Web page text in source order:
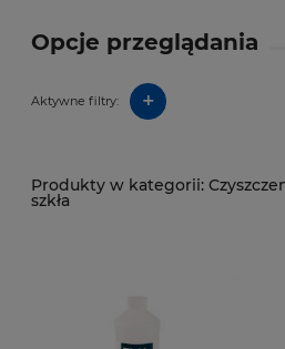
Opcje przeglądania
Aktywne filtry: +
szkła